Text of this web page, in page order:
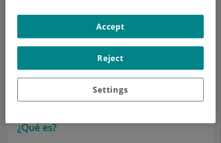
DescripcióServeisEquipContacteDades d'interès
Prueba de esfuerzo o
ergometría
¿Qué es?
Settings
Reject
Accept